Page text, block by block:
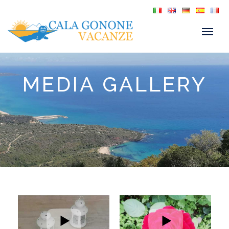
MEDIA GALLERY